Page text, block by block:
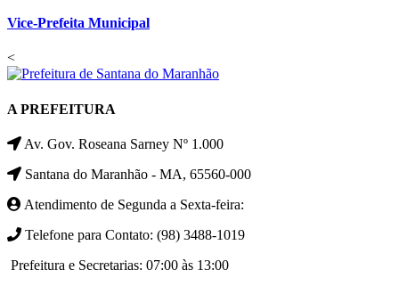
Vice-Prefeita Municipal
<
A PREFEITURA
Av. Gov. Roseana Sarney Nº 1.000
Santana do Maranhão - MA, 65560-000
Atendimento de Segunda a Sexta-feira:
Telefone para Contato: (98) 3488-1019
Prefeitura e Secretarias: 07:00 às 13:00